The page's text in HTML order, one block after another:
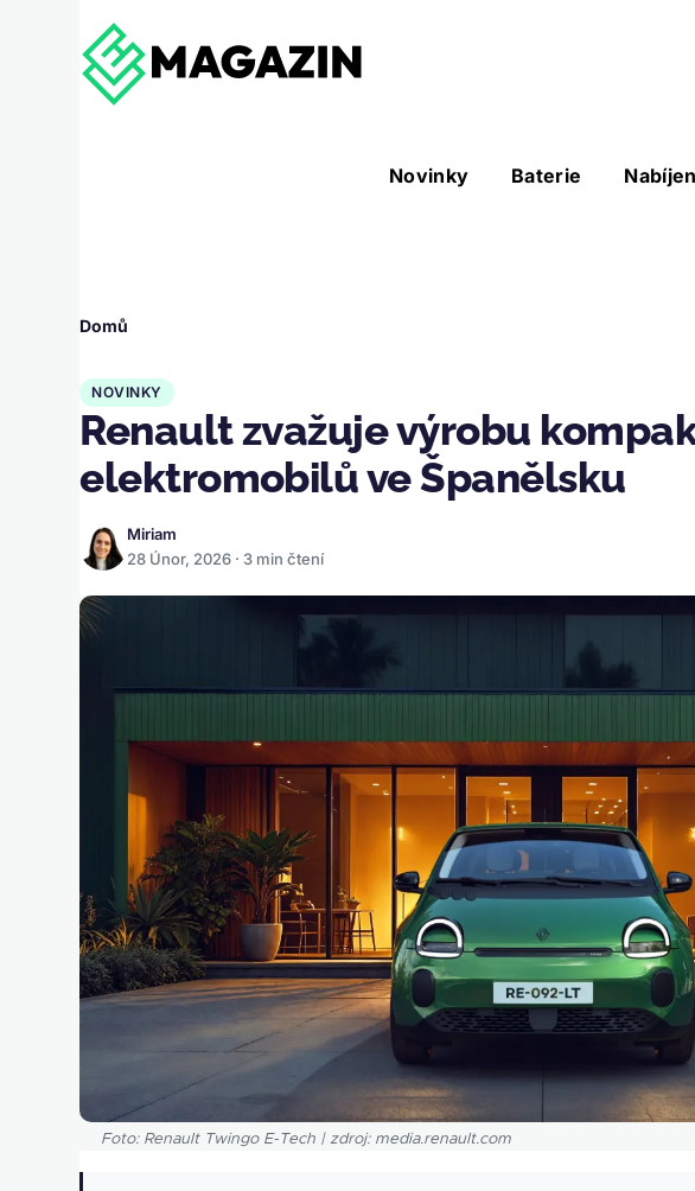
Hlavní
Novinky Baterie
Nástroje sub-navigation
Drobečková
navigace
Domů
NOVINKY
Renault zvažuje výrobu
elektromobilů ve Španělsku
Miriam
28 Únor, 2026 · 3 min čtení
Foto: Renault Twingo E-Tech | zdroj: media.renault.com